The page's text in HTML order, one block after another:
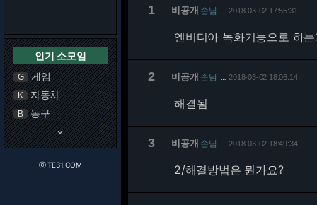
인기 소모임
G 게임
K 자동차
B 농구
keyboard_arrow_down
ⓒ TE31.COM
1 비공개 손님 2018-03-02 17:55:31
엔비디아 녹화기능으로 하
2 비공개 손님 2018-03-02 18:06:14
해결됨
3 비공개 손님 2018-03-02 18:49:34
2/해결방법은 뭔가요?